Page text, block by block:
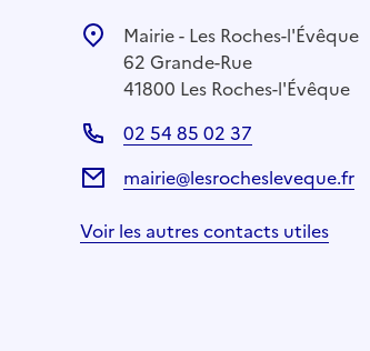
Mairie - Les Roches-l'Évêque
62 Grande-Rue
41800 Les Roches-l'Évêque
02 54 85 02 37
mairie@lesrochesleveque.fr
Voir les autres contacts utiles